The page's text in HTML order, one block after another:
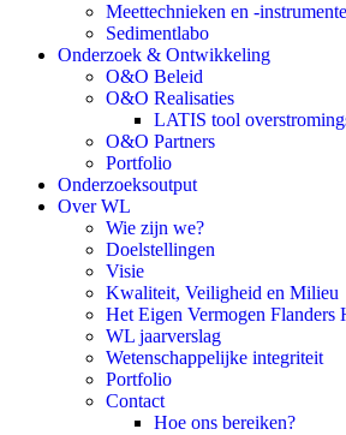
Meettechnieken en -
Sedimentlabo
Onderzoek & Ontwikkeling
O&O Beleid
O&O Realisaties
LATIS tool
O&O Partners
Portfolio
Onderzoeksoutput
Over WL
Wie zijn we?
Doelstellingen
Visie
Kwaliteit, Veiligheid en Milieu
Het Eigen Vermogen Flanders
WL jaarverslag
Wetenschappelijke integriteit
Portfolio
Contact
Hoe ons bereiken?